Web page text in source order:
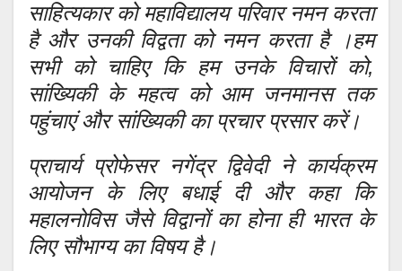
साहित्यकार को महाविद्यालय परिवार नमन करता
है और उनकी विद्वता को नमन करता है ।हम
सभी को चाहिए कि हम उनके विचारों को,
सांख्यिकी के महत्व को आम जनमानस तक
पहुंचाएं और सांख्यिकी का प्रचार प्रसार करें।
प्राचार्य प्रोफेसर नगेंद्र द्विवेदी ने कार्यक्रम
आयोजन के लिए बधाई दी और कहा कि
महालनोविस जैसे विद्वानों का होना ही भारत के
लिए सौभाग्य का विषय है।